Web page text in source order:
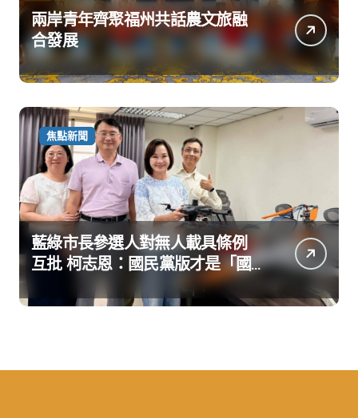
兩岸青年齊聚福州共話農文旅融
合發展
焦點新聞
藍綠市長參選人對無人載具條例
互批 柯志恩：國民黨版才是「國
防+產業」務實版